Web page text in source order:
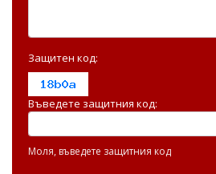
Защитен код:
Въведете защитния код:
Моля, въведете защитния код